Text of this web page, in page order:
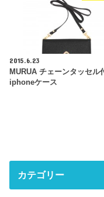
2015.6.23
MURUA チェーンタッセル
iphoneケース
カテゴリー